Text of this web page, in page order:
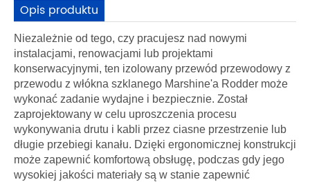
Opis produktu
Niezależnie od tego, czy pracujesz nad nowymi
instalacjami, renowacjami lub projektami
konserwacyjnymi, ten izolowany przewód przewodowy z
przewodu z włókna szklanego Marshine'a Rodder może
wykonać zadanie wydajne i bezpiecznie. Został
zaprojektowany w celu uproszczenia procesu
wykonywania drutu i kabli przez ciasne przestrzenie lub
długie przebiegi kanału. Dzięki ergonomicznej konstrukcji
może zapewnić komfortową obsługę, podczas gdy jego
wysokiej jakości materiały są w stanie zapewnić